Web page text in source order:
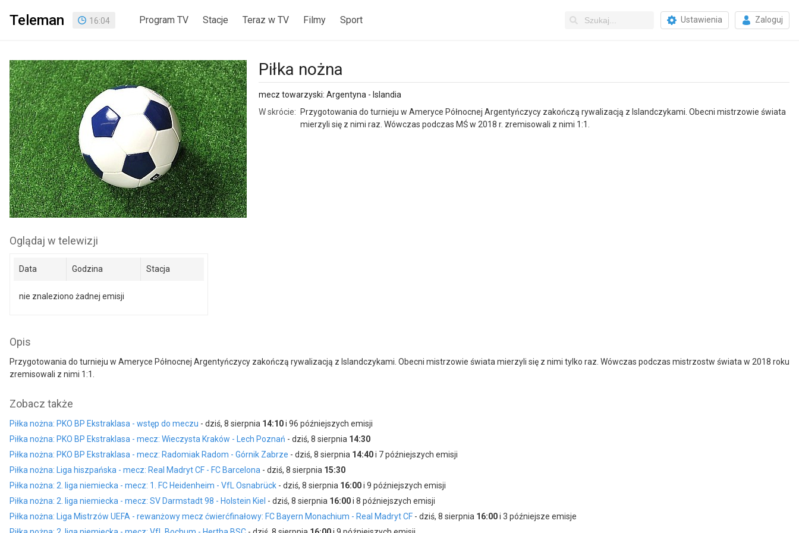
Teleman 16:04 Program TV Stacje Teraz w TV Filmy Sport Ustawienia Zaloguj
Piłka nożna
mecz towarzyski: Argentyna - Islandia
W skrócie:
Przygotowania do turnieju w Ameryce Północnej Argentyńczycy zakończą rywalizacją z Islandczykami. Obecni mistrzowie świata
mierzyli się z nimi raz. Wówczas podczas MŚ w 2018 r. zremisowali z nimi 1:1.
Oglądaj w telewizji
Data Godzina Stacja
nie znaleziono żadnej emisji
Opis
Przygotowania do turnieju w Ameryce Północnej Argentyńczycy zakończą rywalizacją z Islandczykami. Obecni mistrzowie świata mierzyli się z nimi tylko raz. Wówczas podczas mistrzostw świata w 2018 roku
zremisowali z nimi 1:1.
Zobacz także
Piłka nożna: PKO BP Ekstraklasa - wstęp do meczu - dziś, 8 sierpnia 14:10i 96 późniejszych emisji
Piłka nożna: PKO BP Ekstraklasa - mecz: Wieczysta Kraków - Lech Poznań - dziś, 8 sierpnia 14:30
Piłka nożna: PKO BP Ekstraklasa - mecz: Radomiak Radom - Górnik Zabrze - dziś, 8 sierpnia 14:40i 7 późniejszych emisji
Piłka nożna: Liga hiszpańska - mecz: Real Madryt CF - FC Barcelona - dziś, 8 sierpnia 15:30
Piłka nożna: 2. liga niemiecka - mecz: 1. FC Heidenheim - VfL Osnabrück - dziś, 8 sierpnia 16:00i 9 późniejszych emisji
Piłka nożna: 2. liga niemiecka - mecz: SV Darmstadt 98 - Holstein Kiel - dziś, 8 sierpnia 16:00i 8 późniejszych emisji
Piłka nożna: Liga Mistrzów UEFA - rewanżowy mecz ćwierćfinałowy: FC Bayern Monachium - Real Madryt CF - dziś, 8 sierpnia 16:00i 3 późniejsze emisje